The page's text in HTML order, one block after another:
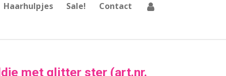
Haarhulpjes Sale! Contact
met glitter ster (art.nr.